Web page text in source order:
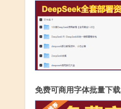
免费可商用字体批量下载